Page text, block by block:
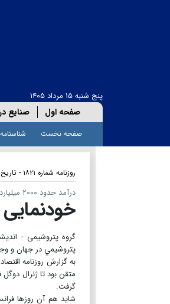
پنج شنبه ۱۵ مرداد ۱۴۰۵
صفحه اول صنایع
صفحه نخست شناسنامه
روزنامه شماره ۱۸۲۱ - تاریخ : ۱۴۰۲/۱۰/۱۰
درآمد حدود ۲۰۰۰ میلیارد تومانی «پتروشیمی شیراز» در مهرماه ۱۴۰۲
گروه پتروشیمی -
پتروشيمي در جهان و
متقن بود تا ژنرال
گرفت.
شايد هم آن روزها